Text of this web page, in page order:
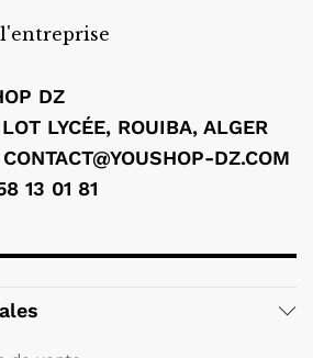
DZ
LYCÉE, ROUIBA, ALGER
DZ.COM
13 01 81